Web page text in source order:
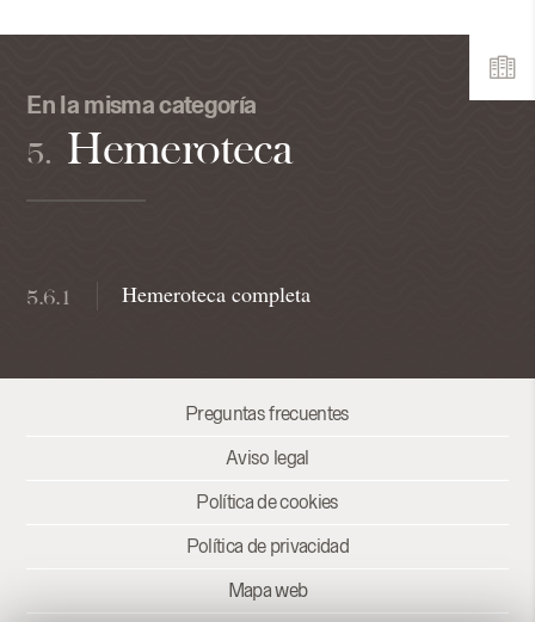
En la misma categoría
5. Hemeroteca
5.6.1 Hemeroteca completa
Preguntas frecuentes
Aviso legal
Política de cookies
Política de privacidad
Mapa web